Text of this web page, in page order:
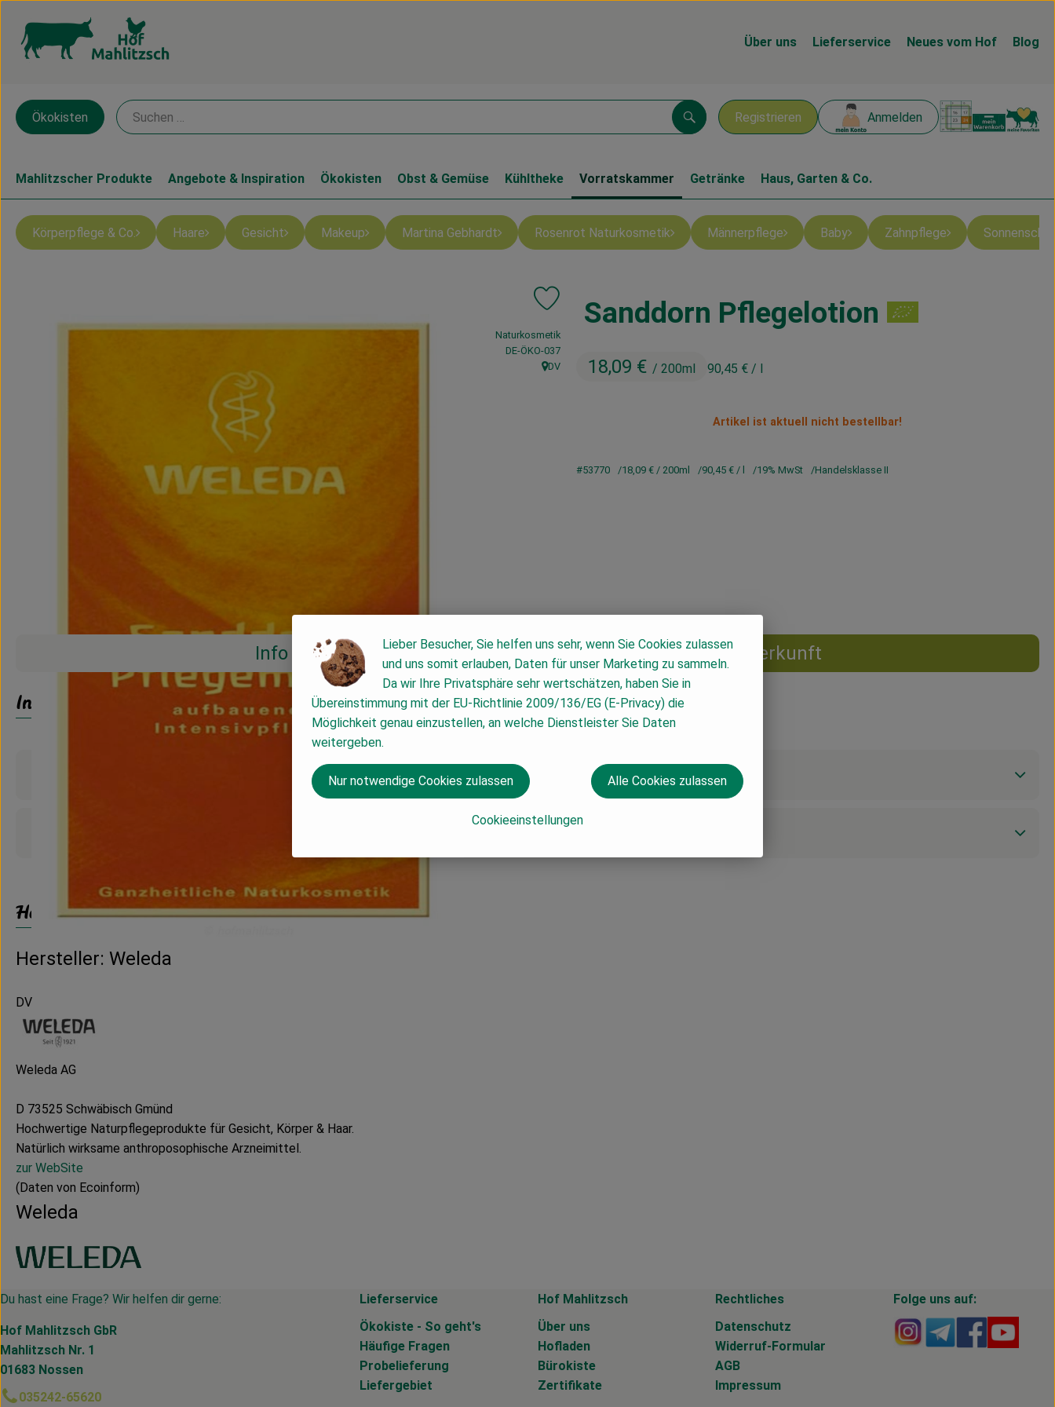
Über uns Lieferservice Neues vom Hof Blog
Registrieren Anmelden
Suchen
Ökokisten
Mahlitzscher Produkte Angebote & Inspiration Ökokisten Obst & Gemüse Kühltheke Vorratskammer Getränke Haus, Garten & Co.
Körperpflege & Co. Haare Gesicht Makeup Martina Gebhardt Rosenrot Naturkosmetik Männerpflege Baby Zahnpflege
Sanddorn Pflegelotion
18,09 € / 200ml 90,45 € / l
Produkt zu Favouriten hinzufügen
, Verband:
Naturkosmetik
, Kontrollstelle:
DE-ÖKO-037
, Herkunft:
DV
Artikel ist aktuell nicht bestellbar!
#53770 18,09 € / 200ml 90,45 € / l 19% MwSt Handelsklasse II
Info Herkunft
Info
Herkunft
Hersteller: Weleda
DV
Weleda AG
D 73525 Schwäbisch Gmünd
Hochwertige Naturpflegeprodukte für Gesicht, Körper & Haar.
Natürlich wirksame anthroposophische Arzneimittel.
zur WebSite
(Daten von Ecoinform)
Weleda
Du hast eine Frage? Wir helfen dir gerne:
Hof Mahlitzsch GbR
Mahlitzsch Nr. 1
01683 Nossen
035242-65620
Lieferservice
Ökokiste - So geht's
Häufige Fragen
Probelieferung
Liefergebiet
Hof Mahlitzsch
Über uns
Hofladen
Bürokiste
Zertifikate
Rechtliches
Datenschutz
Widerruf-Formular
AGB
Impressum
Folge uns auf:
Externer Link zu
Externer Link
Externer
Lieber Besucher, Sie helfen uns sehr, wenn Sie Cookies zulassen
und uns somit erlauben, Daten für unser Marketing zu sammeln.
Da wir Ihre Privatsphäre sehr wertschätzen, haben Sie in
Übereinstimmung mit der EU-Richtlinie 2009/136/EG (E-Privacy) die
Möglichkeit genau einzustellen, an welche Dienstleister Sie Daten
weitergeben.
Cookieeinstellungen
Nur notwendige Cookies zulassen Alle Cookies zulassen